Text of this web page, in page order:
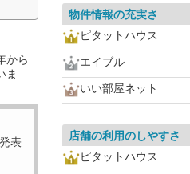
から
ま
表
物件情報の充実さ
ピタットハウス
エイブル
いい部屋ネット
店舗の利用のしやすさ
ピタットハウス